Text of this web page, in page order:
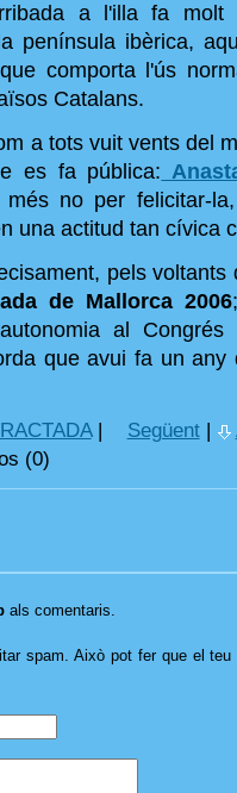
a l'illa fa molt
península ibèrica,
comporta l'ús
Catalans.
a tots vuit vents del
es fa pública:
més no per felicitar-
una actitud tan cívica
pels voltants
de Mallorca 2006
al
que avui fa un any
| Següent|
(0)
als comentaris.
spam. Això pot fer que el